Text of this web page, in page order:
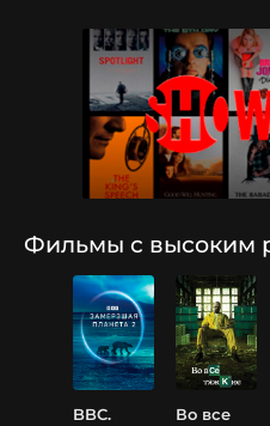
Фильмы с высоким
BBC.
Во все